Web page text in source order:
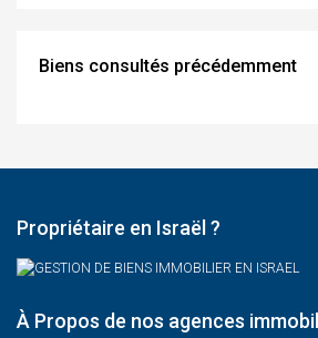
Biens consultés précédemment
Propriétaire en Israël ?
À Propos de nos agences